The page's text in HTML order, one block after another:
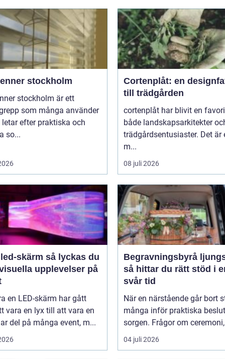
stockholm
stockholm är ett
som många använder
letar efter praktiska och
so...
Cortenplåt: en
till trädgården
cortenplåt har blivit en
både landskapsarkitekter
trädgårdsentusiaster. Det är
m...
08 juli 2026
så lyckas du
upplevelser på
en LED-skärm har gått
vara en lyx till att vara en
del på många event, m...
Begravningsbyrå
så hittar du rätt stöd i
svår tid
När en närstående går bort
många inför praktiska
sorgen. Frågor om
04 juli 2026